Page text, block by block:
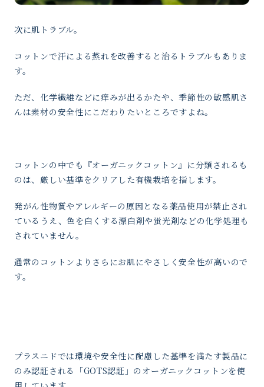
次に肌トラブル。
コットンで汗による蒸れを改善すると治るトラブルもありま
す。
ただ、化学繊維などに痒みが出るかたや、季節性の敏感肌さ
んは素材の安全性にこだわりたいところですよね。
コットンの中でも『オーガニックコットン』に分類されるも
のは、厳しい基準をクリアした有機栽培を指します。
発がん性物質やアレルギーの原因となる薬品使用が禁止され
ているうえ、色を白くする漂白剤や蛍光剤などの化学処理も
されていません。
通常のコットンよりさらにお肌にやさしく安全性が高いので
す。
プラスニドでは環境や安全性に配慮した基準を満たす製品に
のみ認証される「GOTS認証」のオーガニックコットンを使